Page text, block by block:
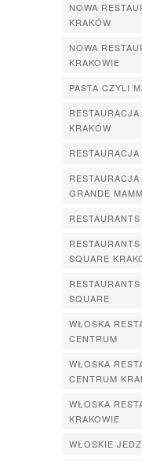
NOWA
KRAKÓW
NOWA
KRAKOWIE
PASTA CZYLI
KRAKÓW
GRANDE
SQUARE
SQUARE
WŁOSKA
CENTRUM
WŁOSKA
CENTRUM
WŁOSKA
KRAKOWIE
WŁOSKIE